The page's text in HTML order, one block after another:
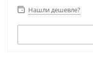
Нашли дешевле?